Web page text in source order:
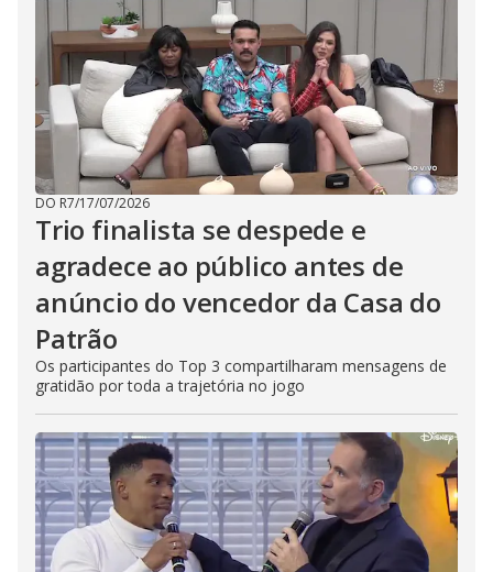
DO R7/17/07/2026
Trio finalista se despede e
agradece ao público antes de
anúncio do vencedor da Casa do
Patrão
Os participantes do Top 3 compartilharam mensagens de
gratidão por toda a trajetória no jogo